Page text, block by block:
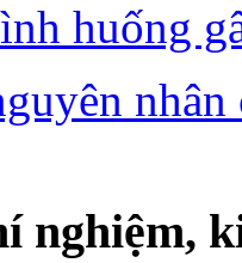
huống
nghiệm,